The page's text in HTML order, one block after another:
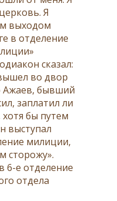
Я
выходом
в отделение
сказал:
во двор
Ажаев, бывший
заплатил ли
бы путем
выступал
милиции,
сторожу».
6-е отделение
отдела